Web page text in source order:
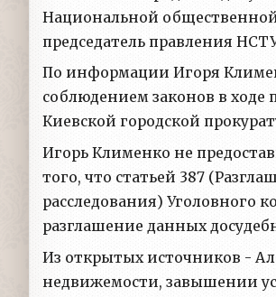
Национальной
председатель правления
По информации Игоря
соблюдением законов в ходе
Киевской городской
Игорь Клименко не
того, что статьей 387
расследования) Уголовного
разглашение данных
Из открытых источников -
недвижемости, завышении